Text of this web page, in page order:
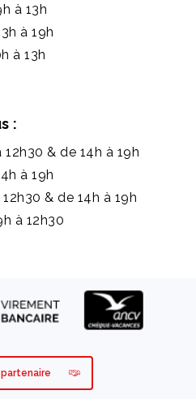
à 13h
à 19h
à 13h
:
& de 14h à 19h
à 19h
& de 14h à 19h
à 12h30